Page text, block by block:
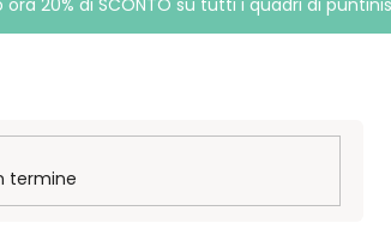
ora 20% di SCONTO su tutti i quadri di